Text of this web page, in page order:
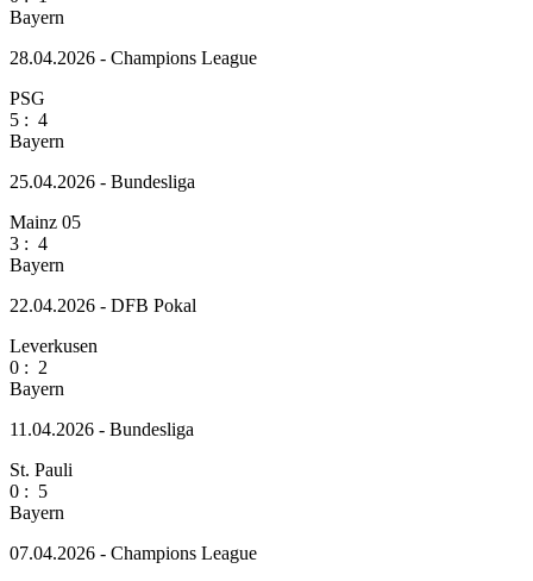
Bayern
28.04.2026 - Champions League
PSG
5 : 4
Bayern
25.04.2026 - Bundesliga
Mainz 05
3 : 4
Bayern
22.04.2026 - DFB Pokal
Leverkusen
0 : 2
Bayern
11.04.2026 - Bundesliga
St. Pauli
0 : 5
Bayern
07.04.2026 - Champions League